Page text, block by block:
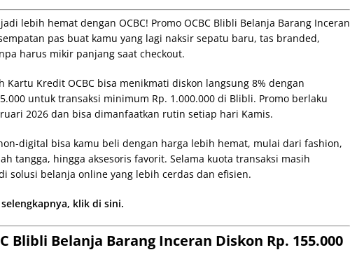
lebih hemat dengan OCBC! Promo OCBC Blibli Belanja Barang Inceran
pas buat kamu yang lagi naksir sepatu baru, tas branded,
harus mikir panjang saat checkout.
Kartu Kredit OCBC bisa menikmati diskon langsung 8% dengan
untuk transaksi minimum Rp. 1.000.000 di Blibli. Promo berlaku
2026 dan bisa dimanfaatkan rutin setiap hari Kamis.
digital bisa kamu beli dengan harga lebih hemat, mulai dari fashion,
tangga, hingga aksesoris favorit. Selama kuota transaksi masih
solusi belanja online yang lebih cerdas dan efisien.
klik di sini.
Blibli Belanja Barang Inceran Diskon Rp. 155.000